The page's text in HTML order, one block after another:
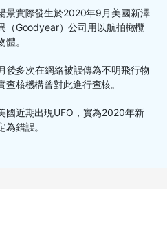
景實際發生於2020年9月美國新澤
（Goodyear）公司用以航拍橄欖
。
後多次在網絡被誤傳為不明飛行物
核機構曾對此進行查核。
國近期出現UFO，實為2020年新
錯誤。